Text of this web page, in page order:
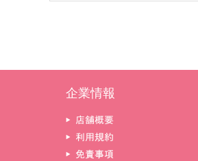
企業情報
▶ 店舗概要
▶ 利用規約
▶ 免責事項